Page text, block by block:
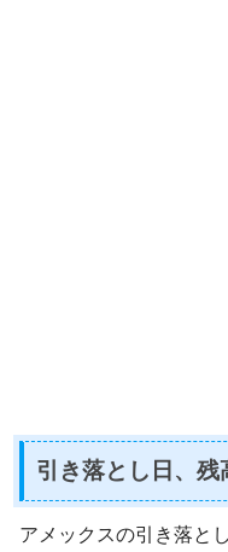
引き落とし日、残
アメックスの引き落と